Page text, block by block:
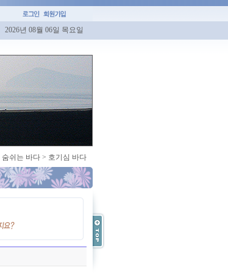
2026년 08월 06일 목요일
숨쉬는 바다 > 호기심 바다